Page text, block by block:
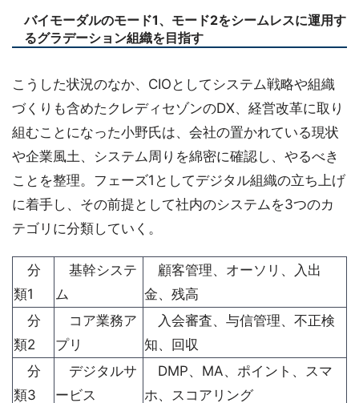
バイモーダルのモード1、モード2をシームレスに運用す
るグラデーション組織を目指す
こうした状況のなか、CIOとしてシステム戦略や組織
づくりも含めたクレディセゾンのDX、経営改革に取り
組むことになった小野氏は、会社の置かれている現状
や企業風土、システム周りを綿密に確認し、やるべき
ことを整理。フェーズ1としてデジタル組織の立ち上げ
に着手し、その前提として社内のシステムを3つのカ
テゴリに分類していく。
分
類1
基幹システ
ム
顧客管理、オーソリ、入出
金、残高
分
類2
コア業務ア
プリ
入会審査、与信管理、不正検
知、回収
分
類3
デジタルサ
ービス
DMP、MA、ポイント、スマ
ホ、スコアリング